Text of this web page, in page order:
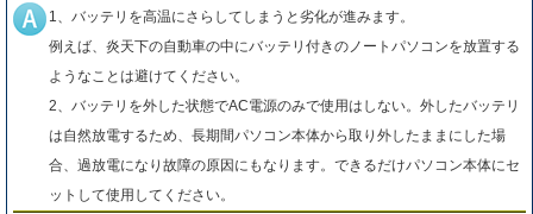
1、バッテリを高温にさらしてしまうと劣化が進みます。
例えば、炎天下の自動車の中にバッテリ付きのノートパソコンを放置する
ようなことは避けてください。
2、バッテリを外した状態でAC電源のみで使用はしない。外したバッテリ
は自然放電するため、長期間パソコン本体から取り外したままにした場
合、過放電になり故障の原因にもなります。できるだけパソコン本体にセ
ットして使用してください。